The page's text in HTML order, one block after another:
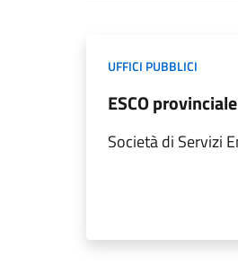
UFFICI PUBBLICI
ESCO
Società di Servizi